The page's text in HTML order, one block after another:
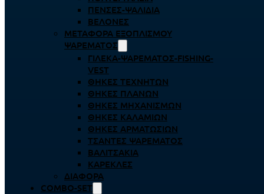
ΠΈΝΣΕΣ-ΨΑΛΊΔΙΑ
ΒΕΛΌΝΕΣ
ΜΕΤΑΦΟΡΆ ΕΞΟΠΛΙΣΜΟΎ
ΨΑΡΈΜΑΤΟΣ
ΓΙΛΈΚΑ-ΨΑΡΈΜΑΤΟΣ-FISHING-
VEST
ΘΉΚΕΣ ΤΕΧΝΗΤΏΝ
ΘΉΚΕΣ ΠΛΆΝΩΝ
ΘΉΚΕΣ ΜΗΧΑΝΙΣΜΏΝ
ΘΉΚΕΣ ΚΑΛΑΜΙΏΝ
ΘΉΚΕΣ ΑΡΜΑΤΩΣΙΏΝ
ΤΣΆΝΤΕΣ ΨΑΡΈΜΑΤΟΣ
ΒΑΛΙΤΣΆΚΙΑ
ΚΑΡΈΚΛΕΣ
ΔΙΆΦΟΡΑ
COMBO-SET